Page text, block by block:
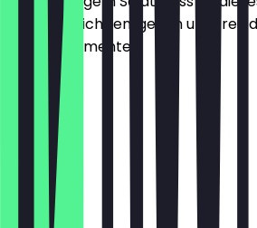
Angebot nicht entgehen und freu
Genussmomente.